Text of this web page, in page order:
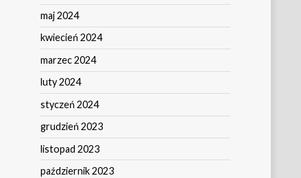
maj 2024
kwiecień 2024
marzec 2024
luty 2024
styczeń 2024
grudzień 2023
listopad 2023
październik 2023